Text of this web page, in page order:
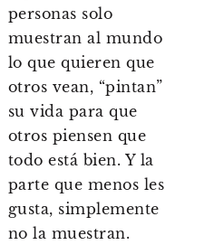
personas solo
muestran al mundo
lo que quieren que
otros vean, “pintan”
su vida para que
otros piensen que
todo está bien. Y la
parte que menos les
gusta, simplemente
no la muestran.